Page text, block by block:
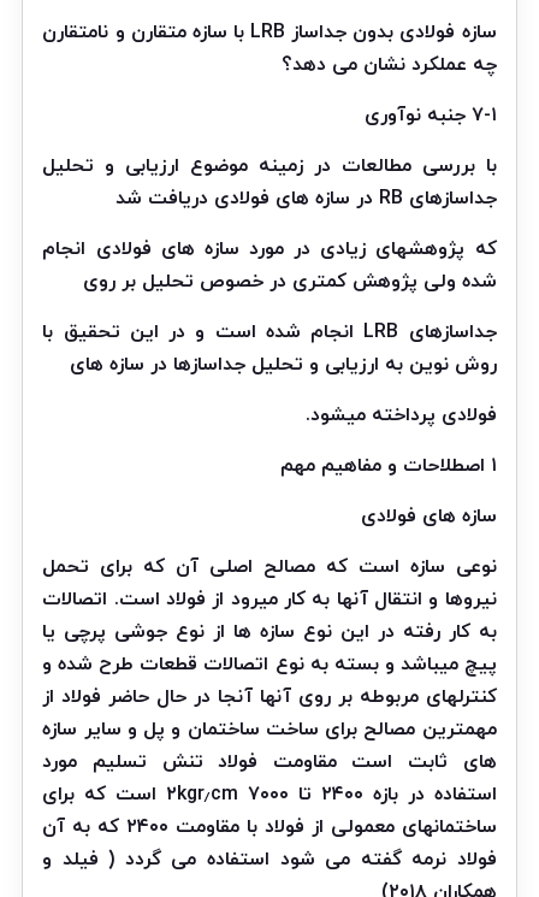
سازه فولادی بدون جداساز LRB با سازه متقارن و نامتقارن
چه عملکرد نشان می دهد؟
۷-۱ جنبه نوآوری
با بررسی مطالعات در زمینه موضوع ارزیابی و تحلیل
جداسازهای RB در سازه های فولادی دریافت شد
که پژوهشهای زیادی در مورد سازه های فولادی انجام
شده ولی پژوهش کمتری در خصوص تحلیل بر روی
جداسازهای LRB انجام شده است و در این تحقیق با
روش نوین به ارزیابی و تحلیل جداسازها در سازه های
فولادی پرداخته میشود.
۱ اصطلاحات و مفاهیم مهم
سازه های فولادی
نوعی سازه است که مصالح اصلی آن که برای تحمل
نیروها و انتقال آنها به کار میرود از فولاد است. اتصالات
به کار رفته در این نوع سازه ها از نوع جوشی پرچی یا
پیچ میباشد و بسته به نوع اتصالات قطعات طرح شده و
کنترلهای مربوطه بر روی آنها آنجا در حال حاضر فولاد از
مهمترین مصالح برای ساخت ساختمان و پل و سایر سازه
های ثابت است مقاومت فولاد تنش تسلیم مورد
استفاده در بازه ۲۴۰۰ تا ۷۰۰۰ ۲kgr٫cm است که برای
ساختمانهای معمولی از فولاد با مقاومت ۲۴۰۰ که به آن
فولاد نرمه گفته می شود استفاده می گردد ( فیلد و